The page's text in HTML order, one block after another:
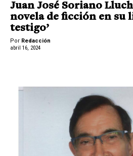
Juan José Soriano
novela de ficción en su
testigo’
Por Redacción
abril 16, 2024